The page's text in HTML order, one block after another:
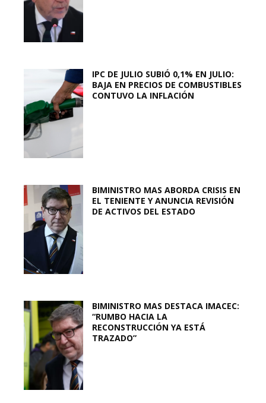
IPC DE JULIO SUBIÓ 0,1% EN JULIO:
BAJA EN PRECIOS DE COMBUSTIBLES
CONTUVO LA INFLACIÓN
BIMINISTRO MAS ABORDA CRISIS EN
EL TENIENTE Y ANUNCIA REVISIÓN
DE ACTIVOS DEL ESTADO
BIMINISTRO MAS DESTACA IMACEC:
“RUMBO HACIA LA
RECONSTRUCCIÓN YA ESTÁ
TRAZADO”